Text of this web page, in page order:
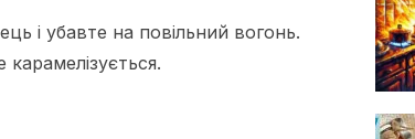
і убавте на повільний вогонь.